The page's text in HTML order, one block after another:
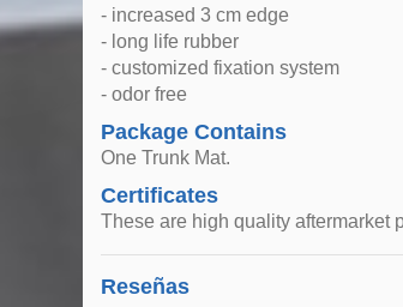
- increased 3 cm edge
- long life rubber
- customized fixation system
- odor free
Package Contains
One Trunk Mat.
Certificates
These are high quality aftermarket
Reseñas